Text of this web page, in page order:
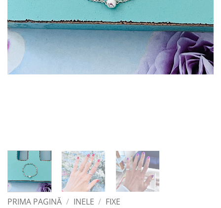
PRIMA PAGINĂ / INELE / FIXE